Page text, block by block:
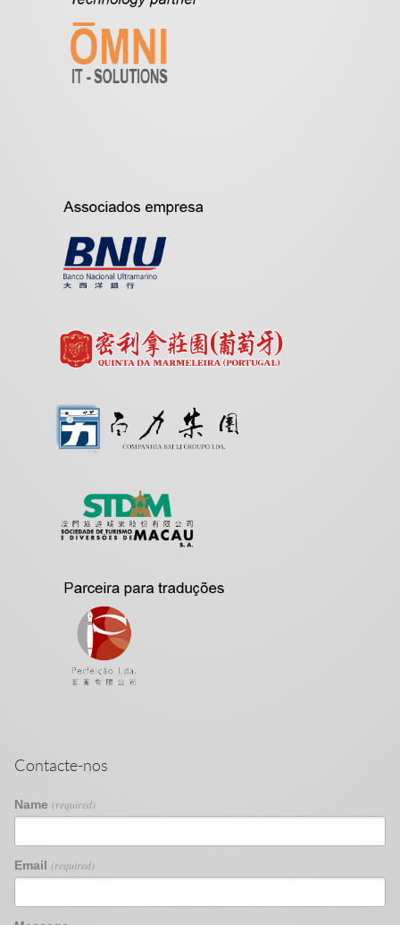
Contacte-nos
Name (required)
Email (required)